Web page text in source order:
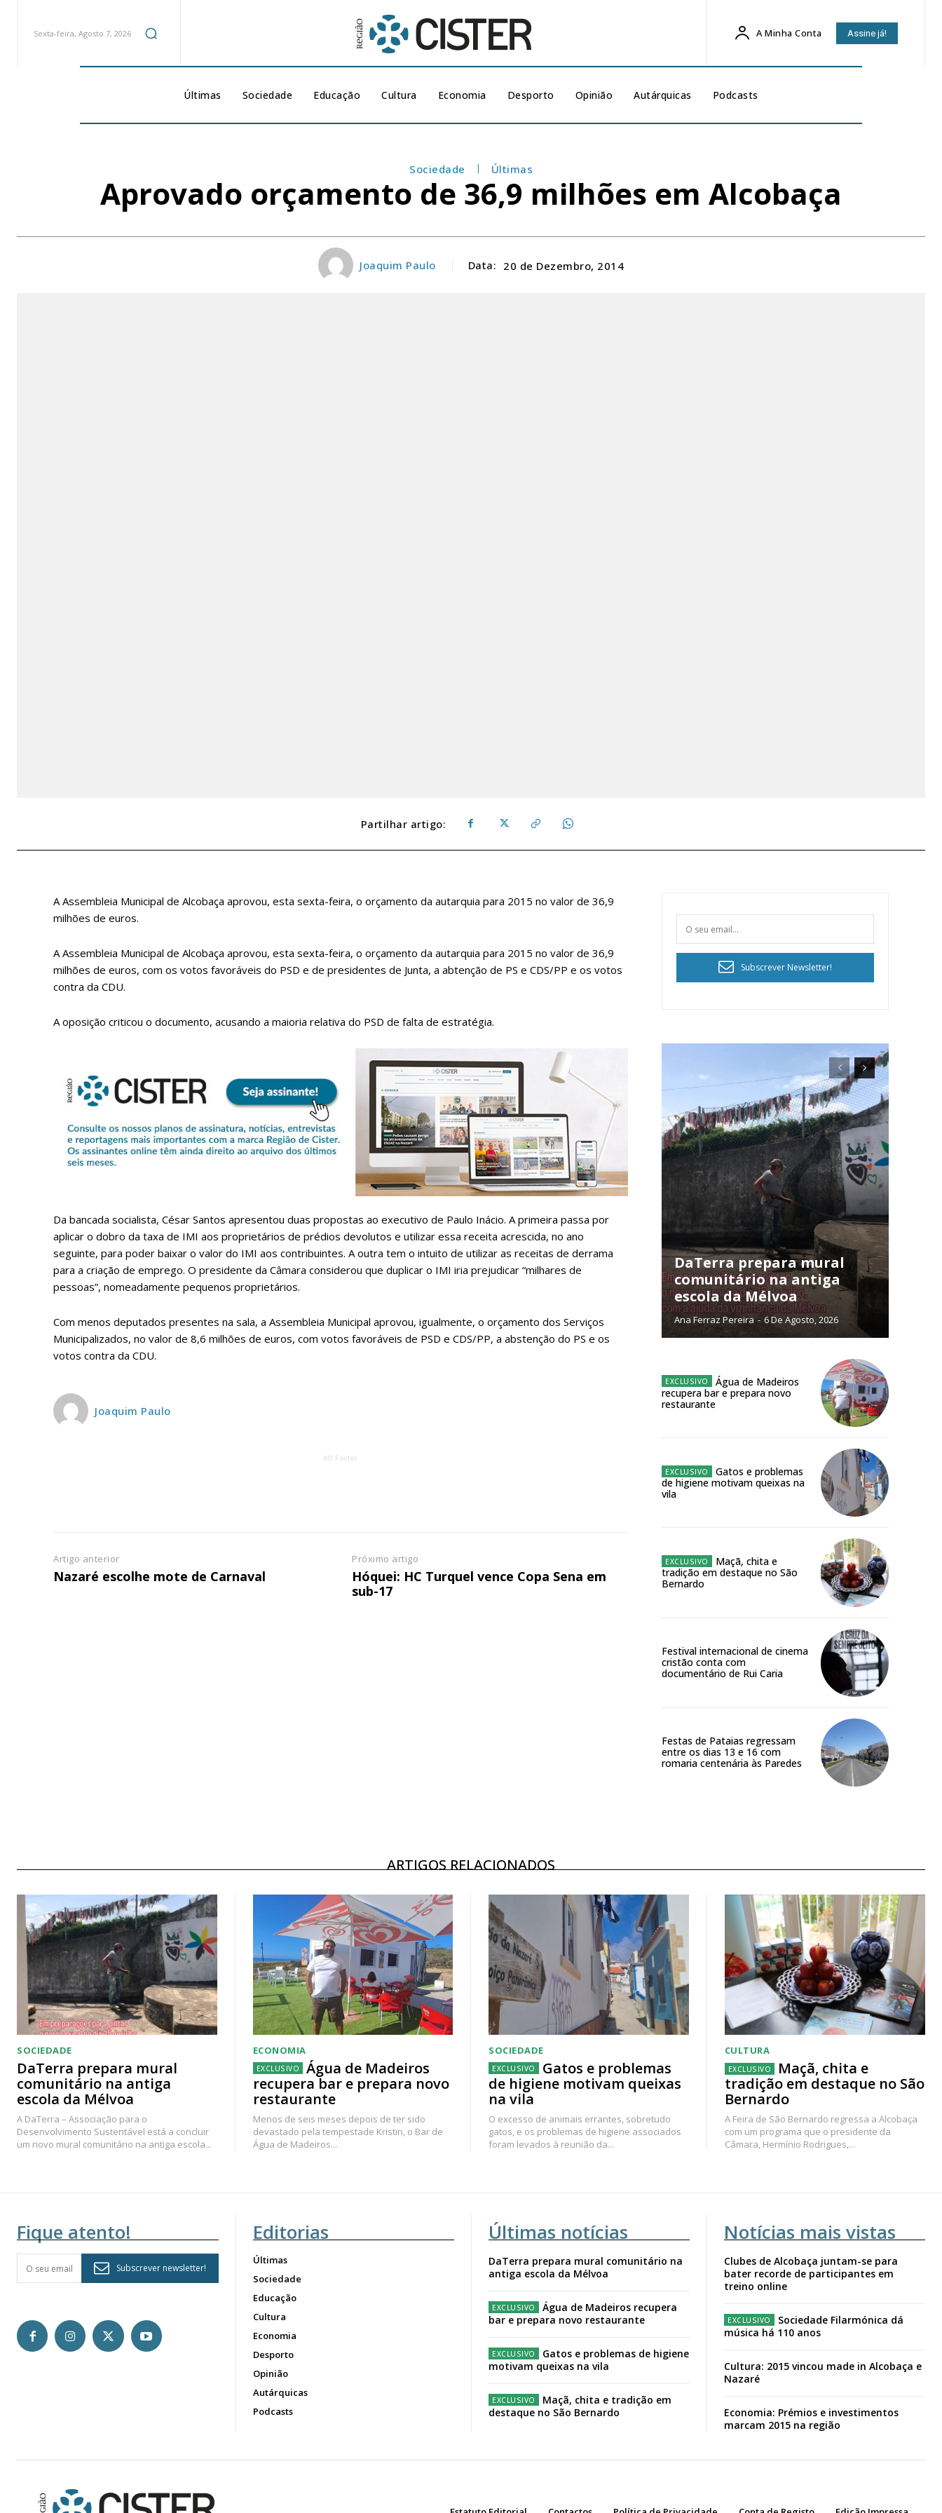
Planos de Assinatura
Faça-se assinante do Região de Cister e ajude-nos a manter este serviço público!
Sendo assinante terá acesso a todos os conteúdos exclusivos e versões digitais.
Escolha o plano de assinatura desejado:
ASSINATURA
IMPRESSA
12 meses
ASSINATURA
DIGITAL ANUAL
12 meses
Acesso ao conteúdo online
Acesso aos conteúdos Exclusivos para
Sexta-feira, Agosto 7, 2026 A Minha Conta Assine já!
Últimas Sociedade Educação Cultura Economia Desporto Opinião Autárquicas Podcasts
Sociedade Últimas
Aprovado orçamento de 36,9 milhões em Alcobaça
Joaquim Paulo Data: 20 de Dezembro, 2014
Partilhar artigo:
A Assembleia Municipal de Alcobaça aprovou, esta sexta-feira, o orçamento da autarquia para 2015 no valor de 36,9
milhões de euros.
A Assembleia Municipal de Alcobaça aprovou, esta sexta-feira, o orçamento da autarquia para 2015 no valor de 36,9
milhões de euros, com os votos favoráveis do PSD e de presidentes de Junta, a abtenção de PS e CDS/PP e os votos
contra da CDU.
A oposição criticou o documento, acusando a maioria relativa do PSD de falta de estratégia.
Da bancada socialista, César Santos apresentou duas propostas ao executivo de Paulo Inácio. A primeira passa por
aplicar o dobro da taxa de IMI aos proprietários de prédios devolutos e utilizar essa receita acrescida, no ano
seguinte, para poder baixar o valor do IMI aos contribuintes. A outra tem o intuito de utilizar as receitas de derrama
para a criação de emprego. O presidente da Câmara considerou que duplicar o IMI iria prejudicar “milhares de
pessoas”, nomeadamente pequenos proprietários.
Com menos deputados presentes na sala, a Assembleia Municipal aprovou, igualmente, o orçamento dos Serviços
Municipalizados, no valor de 8,6 milhões de euros, com votos favoráveis de PSD e CDS/PP, a abstenção do PS e os
votos contra da CDU.
Joaquim Paulo
AD Footer
Artigo anterior
Nazaré escolhe mote de Carnaval
Próximo artigo
Hóquei: HC Turquel vence Copa Sena em
sub-17
Subscrever Newsletter!
DaTerra prepara mural
comunitário na antiga
escola da Mélvoa
Ana Ferraz Pereira - 6 De Agosto, 2026
Água de Madeiros
recupera bar e prepara novo
restaurante
Gatos e problemas
de higiene motivam queixas na
vila
Maçã, chita e
tradição em destaque no São
Bernardo
Festival internacional de cinema
cristão conta com
documentário de Rui Caria
Festas de Pataias regressam
entre os dias 13 e 16 com
romaria centenária às Paredes
ARTIGOS RELACIONADOS
SOCIEDADE
DaTerra prepara mural
comunitário na antiga
escola da Mélvoa
A DaTerra – Associação para o
Desenvolvimento Sustentável está a concluir
um novo mural comunitário na antiga escola...
ECONOMIA
Água de Madeiros
recupera bar e prepara novo
restaurante
Menos de seis meses depois de ter sido
devastado pela tempestade Kristin, o Bar de
Água de Madeiros...
SOCIEDADE
Gatos e problemas
de higiene motivam queixas
na vila
O excesso de animais errantes, sobretudo
gatos, e os problemas de higiene associados
foram levados à reunião da...
CULTURA
Maçã, chita e
tradição em destaque no São
Bernardo
A Feira de São Bernardo regressa a Alcobaça
com um programa que o presidente da
Câmara, Hermínio Rodrigues,...
Fique atento!
Subscrever newsletter!
Editorias
Últimas
Sociedade
Educação
Cultura
Economia
Desporto
Opinião
Autárquicas
Podcasts
Últimas notícias
DaTerra prepara mural comunitário na
antiga escola da Mélvoa
Água de Madeiros recupera
bar e prepara novo restaurante
Gatos e problemas de higiene
motivam queixas na vila
Maçã, chita e tradição em
destaque no São Bernardo
Notícias mais vistas
Clubes de Alcobaça juntam-se para
bater recorde de participantes em
treino online
Sociedade Filarmónica dá
música há 110 anos
Cultura: 2015 vincou made in Alcobaça e
Nazaré
Economia: Prémios e investimentos
marcam 2015 na região